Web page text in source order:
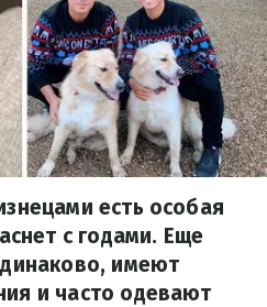
есть особая
с годами. Еще
имеют
и часто одевают